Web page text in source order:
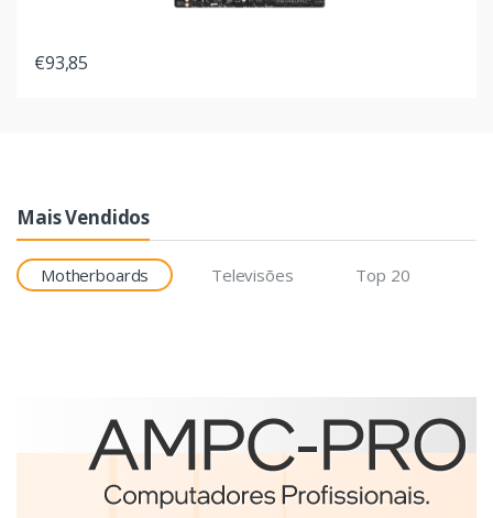
€93,85
Mais Vendidos
Motherboards Televisões Top 20
Etiquetas
Brother BCS-1J074102-121
etiqueta para impressão
Branco